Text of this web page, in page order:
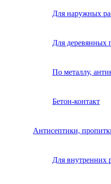
Для наружных
Для деревянных
По металлу,
Бетон-контакт
Антисептики,
Для внутренних